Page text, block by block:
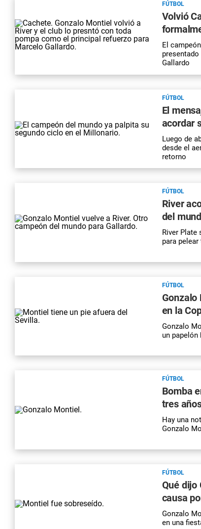
FÚTBOL
Volvió
El
Gallardo
FÚTBOL
El
acordar
Luego de
desde el
retorno
FÚTBOL
River
del
River Plate
para
FÚTBOL
en la
Gonzalo
un papelón
FÚTBOL
Bomba
tres
Hay una
Gonzalo
FÚTBOL
Qué dijo
causa
Gonzalo
en una